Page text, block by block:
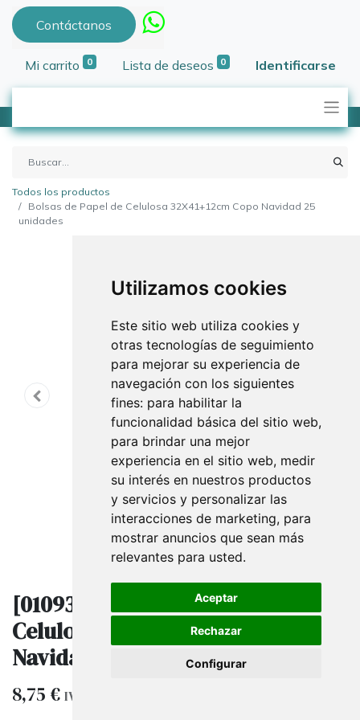
Utilizamos cookies
Este sitio web utiliza cookies y
otras tecnologías de seguimiento
para mejorar su experiencia de
navegación con los siguientes
fines: para habilitar la
funcionalidad básica del sitio web,
para brindar una mejor
experiencia en el sitio web, medir
su interés en nuestros productos
y servicios y personalizar las
interacciones de marketing, para
mostrar anuncios que sean más
relevantes para usted.
Aceptar
Rechazar
Configurar
Contáctanos
Mi carrito 0 Lista de deseos 0 Identificarse
Todos los productos
Bolsas de Papel de Celulosa 32X41+12cm Copo Navidad 25
unidades
[010930] Bolsas de Papel de
Celulosa 32X41+12cm Copo
Navidad 25 unidades
8,75€ IVA excluido